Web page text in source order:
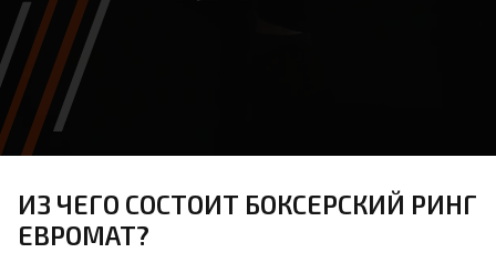
ИЗ ЧЕГО СОСТОИТ БОКСЕРСКИЙ РИНГ
ЕВРОМАТ?